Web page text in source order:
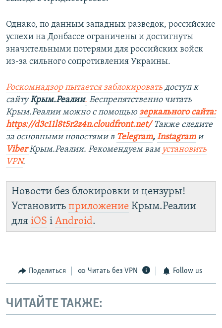
Однако, по данным западных разведок, российские
успехи на Донбассе ограничены и достигнуты
значительными потерями для российских войск
из-за сильного сопротивления Украины.
Роскомнадзор пытается заблокировать доступ к
сайтуКрым.Реалии. Беспрепятственно читать
Крым.Реалии можно с помощью зеркального сайта:
https://d3c11l8t5r2z4n.cloudfront.net/Также следите
за основными новостями в Telegram, Instagramи
ViberКрым.Реалии. Рекомендуем вам установить
VPN.
Новости без блокировки и цензуры!
Установить приложение Крым.Реалии
для iOS і Android.
Поделиться Читать без VPN Follow us
ЧИТАЙТЕ ТАКЖЕ: